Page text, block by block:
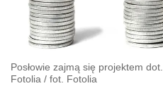
Posłowie zajmą się projektem
Fotolia / fot. Fotolia